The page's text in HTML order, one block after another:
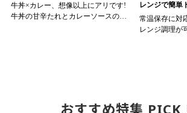
牛丼×カレー、想像以上にアリです!
牛丼の甘辛たれとカレーソースのス
丼の素を中央にのせます。 3. 手前
レンジで簡単
常温保存に対
レンジ調理が
オリジナル
おすすめ特集 PICK